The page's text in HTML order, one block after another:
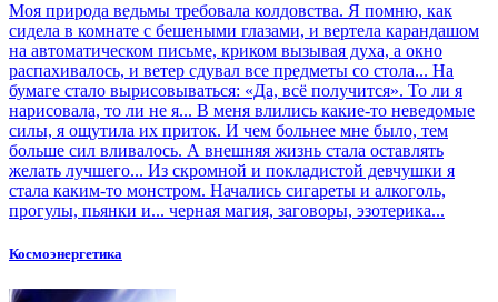
Моя природа ведьмы требовала колдовства. Я помню, как
сидела в комнате с бешеными глазами, и вертела карандашом
на автоматическом письме, криком вызывая духа, а окно
распахивалось, и ветер сдувал все предметы со стола... На
бумаге стало вырисовываться: «Да, всё получится». То ли я
нарисовала, то ли не я... В меня влились какие-то неведомые
силы, я ощутила их приток. И чем больнее мне было, тем
больше сил вливалось. А внешняя жизнь стала оставлять
желать лучшего... Из скромной и покладистой девчушки я
стала каким-то монстром. Начались сигареты и алкоголь,
прогулы, пьянки и... черная магия, заговоры, эзотерика...
Космоэнергетика